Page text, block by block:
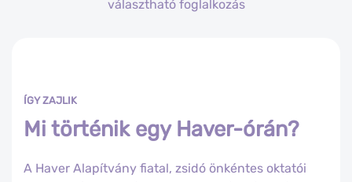
választható foglalkozás
ÍGY ZAJLIK
Mi történik egy Haver-órán?
A Haver Alapítvány fiatal, zsidó önkéntes oktatói